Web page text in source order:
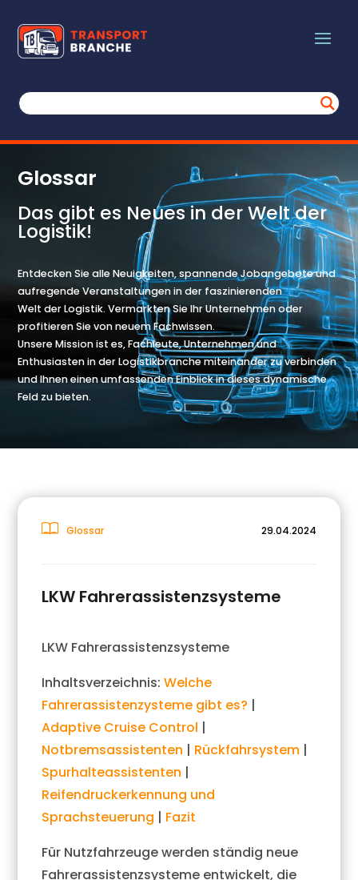
Glossar
Das gibt es Neues in der Welt der
Logistik!
Entdecken Sie alle Neuigkeiten, spannende Jobangebote und
aufregende Veranstaltungen in der faszinierenden
Welt der Logistik. Vermarkten Sie Ihr Unternehmen oder
profitieren Sie von neuem Fachwissen.
Unsere Mission ist es, Fachleute, Unternehmen und
Enthusiasten in der Logistikbranche miteinander zu verbinden
und Ihnen einen umfassenden Einblick in dieses dynamische
Feld zu bieten.
Glossar 29.04.2024
LKW Fahrerassistenzsysteme
LKW Fahrerassistenzsysteme
Inhaltsverzeichnis:Welche
Fahrerassistenzysteme gibt es? |
Adaptive Cruise Control |
Notbremsassistenten | Rückfahrsystem |
Spurhalteassistenten |
Reifendruckerkennung und
Sprachsteuerung | Fazit
Für Nutzfahrzeuge werden ständig neue
Fahrerassistenzsysteme entwickelt, die